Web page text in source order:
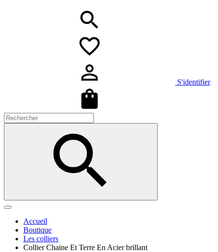
S'identifier
Accueil
Boutique
Les colliers
Collier Chaine Et Terre En Acier brillant